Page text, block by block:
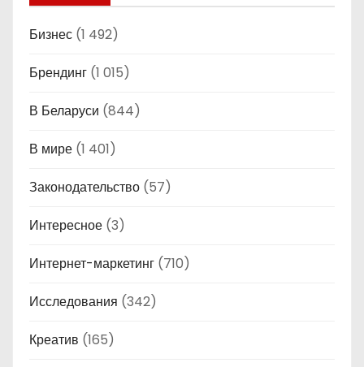
Бизнес (1 492)
Брендинг (1 015)
В Беларуси (844)
В мире (1 401)
Законодательство (57)
Интересное (3)
Интернет-маркетинг (710)
Исследования (342)
Креатив (165)